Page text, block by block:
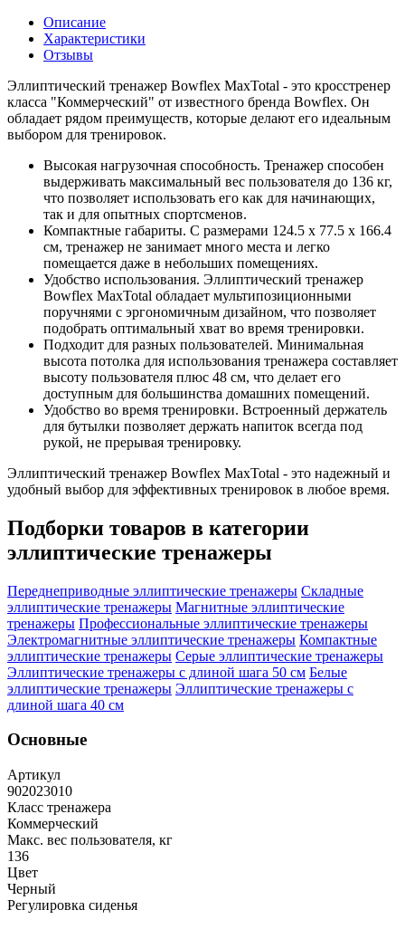
Описание
Характеристики
Отзывы
Эллиптический тренажер Bowflex MaxTotal - это кросстренер
класса "Коммерческий" от известного бренда Bowflex. Он
обладает рядом преимуществ, которые делают его идеальным
выбором для тренировок.
Высокая нагрузочная способность. Тренажер способен
выдерживать максимальный вес пользователя до 136 кг,
что позволяет использовать его как для начинающих,
так и для опытных спортсменов.
Компактные габариты. С размерами 124.5 x 77.5 x 166.4
см, тренажер не занимает много места и легко
помещается даже в небольших помещениях.
Удобство использования. Эллиптический тренажер
Bowflex MaxTotal обладает мультипозиционными
поручнями с эргономичным дизайном, что позволяет
подобрать оптимальный хват во время тренировки.
Подходит для разных пользователей. Минимальная
высота потолка для использования тренажера составляет
высоту пользователя плюс 48 см, что делает его
доступным для большинства домашних помещений.
Удобство во время тренировки. Встроенный держатель
для бутылки позволяет держать напиток всегда под
рукой, не прерывая тренировку.
Эллиптический тренажер Bowflex MaxTotal - это надежный и
удобный выбор для эффективных тренировок в любое время.
Подборки товаров в категории
эллиптические тренажеры
Переднеприводные эллиптические тренажеры Складные
эллиптические тренажеры Магнитные эллиптические
тренажеры Профессиональные эллиптические тренажеры
Электромагнитные эллиптические тренажеры Компактные
эллиптические тренажеры Серые эллиптические тренажеры
Эллиптические тренажеры с длиной шага 50 см Белые
эллиптические тренажеры Эллиптические тренажеры с
длиной шага 40 см
Основные
Артикул
902023010
Класс тренажера
Коммерческий
Макс. вес пользователя, кг
136
Цвет
Черный
Регулировка сиденья